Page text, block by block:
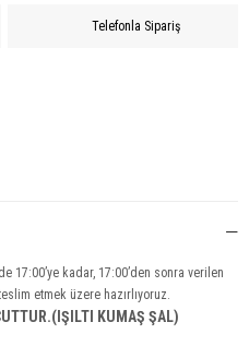
Telefonla Sipariş
17:00’ye kadar, 17:00’den sonra verilen
etmek üzere hazırlıyoruz.
KUMAŞ ŞAL)